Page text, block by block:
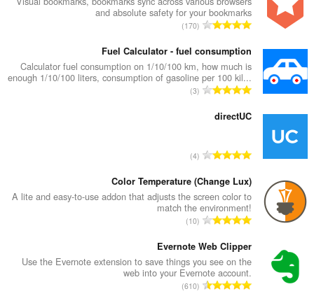
and absolute safety for your bookmarks
מ
פ
ר
ד
י
י
ם
:
170
Fuel Calculator - fuel consumption
Calculator fuel consumption on 1/10/100 km, how much is
enough 1/10/100 liters, consumption of gasoline per 100 kil...
מ
י
ו
ג
י
ם
:
3
directUC
מ
פ
ר
ד
י
ו
ג
י
ם
4
Color Temperature (Change Lux)
A lite and easy-to-use addon that adjusts the screen color to
match the environment!
מ
פ
ר
ד
י
10
Evernote Web Clipper
Use the Evernote extension to save things you see on the
web into your Evernote account.
מ610